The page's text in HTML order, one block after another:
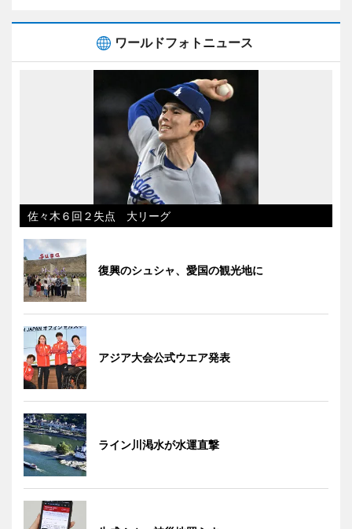
ワールドフォトニュース
佐々木６回２失点 大リーグ
復興のシュシャ、愛国の観光地に
アジア大会公式ウエア発表
ライン川渇水が水運直撃